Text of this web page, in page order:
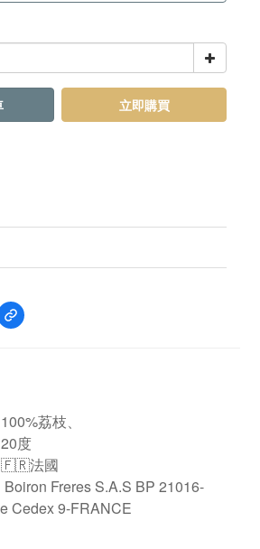
立即購買
荔枝、
度
法國
Freres S.A.S BP 21016-
Cedex 9-FRANCE